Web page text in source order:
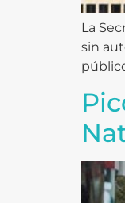
La
sin